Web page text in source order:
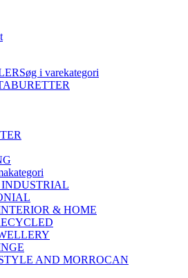
Søg i varekategori
& HOME
AND MORROCAN